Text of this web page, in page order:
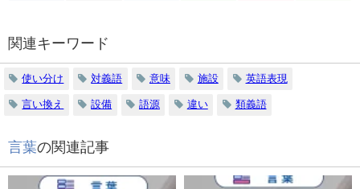
関連キーワード
使い分け 対義語 意味 施設 英語表現
言い換え 設備 語源 違い 類義語
言葉の関連記事